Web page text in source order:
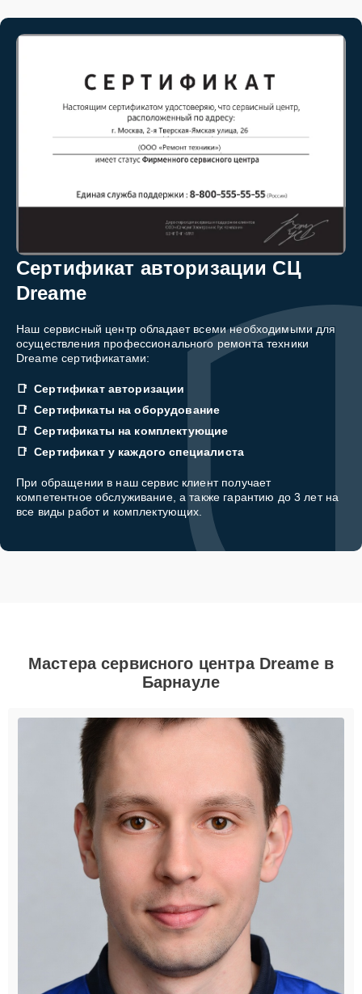
Сертификат авторизации СЦ
Dreame
Наш сервисный центр обладает всеми необходимыми для
осуществления профессионального ремонта техники
Dreame сертификатами:
Сертификат авторизации
Сертификаты на оборудование
Сертификаты на комплектующие
Сертификат у каждого специалиста
При обращении в наш сервис клиент получает
компетентное обслуживание, а также гарантию до 3 лет на
все виды работ и комплектующих.
Мастера сервисного центра Dreame в
Барнауле